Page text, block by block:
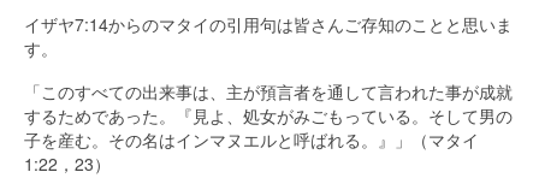
イザヤ7:14からのマタイの引用句は皆さんご存知のことと思いま
す。
「このすべての出来事は、主が預言者を通して言われた事が成就
するためであった。『見よ、処女がみごもっている。そして男の
子を産む。その名はインマヌエルと呼ばれる。』」（マタイ
1:22，23）